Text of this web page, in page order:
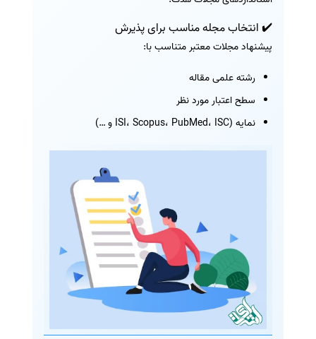
✔️ انتخاب مجله مناسب برای پذیرش
پیشنهاد مجلات معتبر متناسب با:
رشته علمی مقاله
سطح اعتبار مورد نظر
نمایه (ISI، Scopus، PubMed، ISC و …)